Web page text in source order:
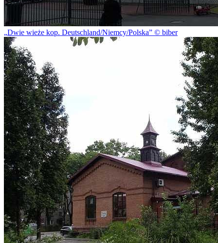
Dwie wieże kop. Deutschland/Niemcy/Polska © biber